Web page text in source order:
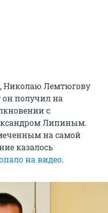
Николаю Лемтюгову
он получил на
с
Липиным.
на самой
казалось
на видео.